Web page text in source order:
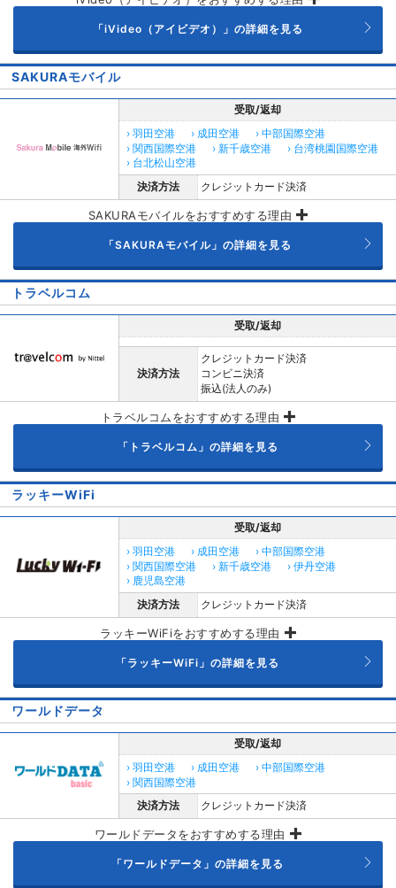
「iVideo（アイビデオ）」の詳細を見る
SAKURAモバイル
受取/返却
› 羽田空港
› 成田空港
› 中部国際空港
› 関西国際空港
› 新千歳空港
› 台湾桃園国際空港
› 台北松山空港
決済方法
クレジットカード決済
SAKURAモバイルをおすすめする理由
「SAKURAモバイル」の詳細を見る
トラベルコム
受取/返却
決済方法
クレジットカード決済
コンビニ決済
振込(法人のみ)
トラベルコムをおすすめする理由
「トラベルコム」の詳細を見る
ラッキーWiFi
受取/返却
› 羽田空港
› 成田空港
› 中部国際空港
› 関西国際空港
› 新千歳空港
› 伊丹空港
› 鹿児島空港
決済方法
クレジットカード決済
ラッキーWiFiをおすすめする理由
「ラッキーWiFi」の詳細を見る
ワールドデータ
受取/返却
› 羽田空港
› 成田空港
› 中部国際空港
› 関西国際空港
決済方法
クレジットカード決済
ワールドデータをおすすめする理由
「ワールドデータ」の詳細を見る